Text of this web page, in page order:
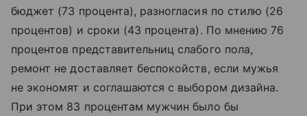
бюджет (73 процента), разногласия по стилю (26
процентов) и сроки (43 процента). По мнению 76
процентов представительниц слабого пола,
ремонт не доставляет беспокойств, если мужья
не экономят и соглашаются с выбором дизайна.
При этом 83 процентам мужчин было бы